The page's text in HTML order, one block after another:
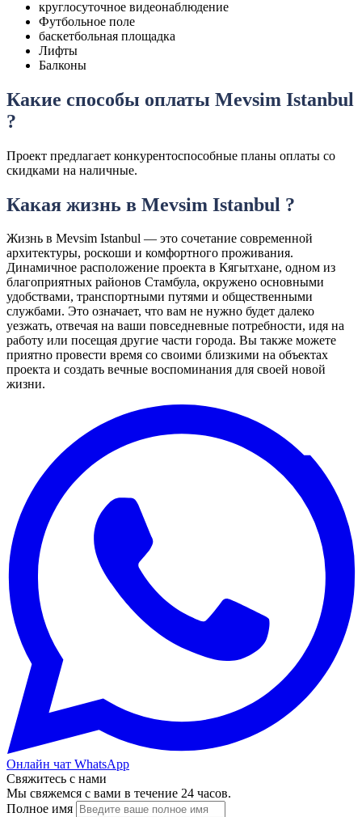
круглосуточное видеонаблюдение
Футбольное поле
баскетбольная площадка
Лифты
Балконы
Какие способы оплаты Mevsim Istanbul
?
Проект предлагает конкурентоспособные планы оплаты со
скидками на наличные.
Какая жизнь в Mevsim Istanbul ?
Жизнь в Mevsim Istanbul — это сочетание современной
архитектуры, роскоши и комфортного проживания.
Динамичное расположение проекта в Кягытхане, одном из
благоприятных районов Стамбула, окружено основными
удобствами, транспортными путями и общественными
службами. Это означает, что вам не нужно будет далеко
уезжать, отвечая на ваши повседневные потребности, идя на
работу или посещая другие части города. Вы также можете
приятно провести время со своими близкими на объектах
проекта и создать вечные воспоминания для своей новой
жизни.
Онлайн чат WhatsApp
Свяжитесь с нами
Мы свяжемся с вами в течение 24 часов.
Полное имя